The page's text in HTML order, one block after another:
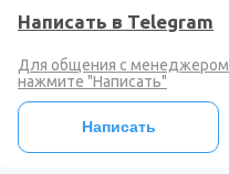
Написать в Telegram
Для общения с менеджером
нажмите "Написать"
Написать